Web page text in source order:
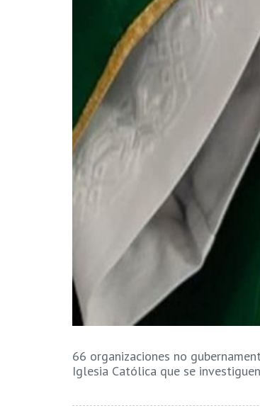
66 organizaciones no
Iglesia Católica que se